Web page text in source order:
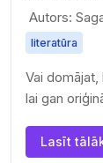
Autors:
literatūra
Vai
lai gan
Lasīt